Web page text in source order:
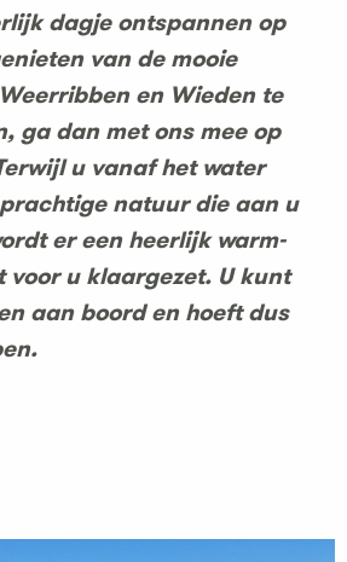
dagje ontspannen op
van de mooie
en Wieden te
ga dan met ons mee op
u vanaf het water
natuur die aan u
er een heerlijk warm-
voor u klaargezet. U kunt
aan boord en hoeft dus